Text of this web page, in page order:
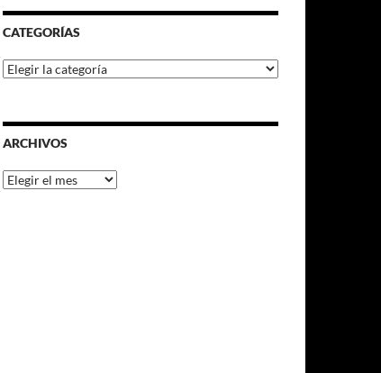
CATEGORÍAS
Categorías
ARCHIVOS
Archivos